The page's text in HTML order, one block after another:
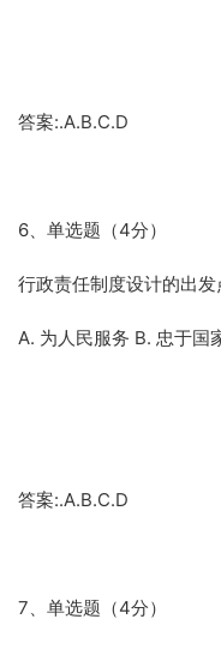
答案:.A.B.C.D
6、单选题（4分）
行政责任制度设计的出发
A. 为人民服务 B. 忠于国
答案:.A.B.C.D
7、单选题（4分）